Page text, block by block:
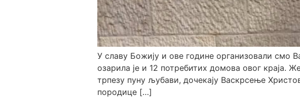
У славу Божију и ове године организовали
озарила је и 12 потребитих домова овог краја.
трпезу пуну љубави, дочекају Васкрсење
породице […]